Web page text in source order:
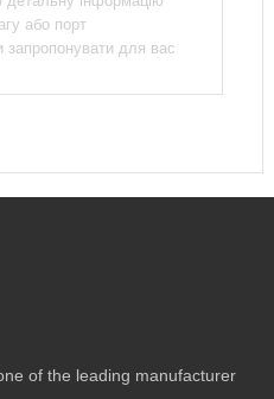
of the leading manufacturer